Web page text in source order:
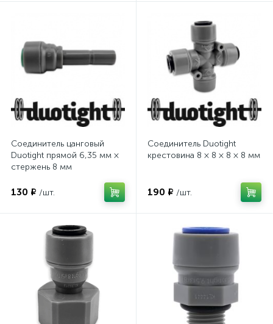
Соединитель цанговый
Duotight прямой 6,35 мм ×
стержень 8 мм
130 ₽ /шт.
Соединитель Duotight
крестовина 8 × 8 × 8 × 8 мм
190 ₽ /шт.